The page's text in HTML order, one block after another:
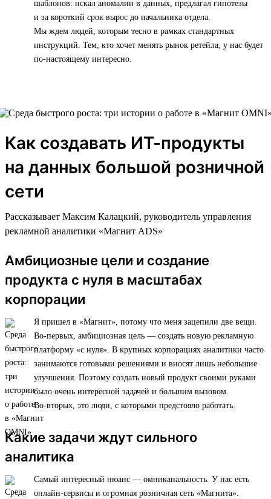
шаблонов: искал аномалии в данных, предлагал гипотезы
и за короткий срок вырос до начальника отдела.
Мы ждем людей, которым тесно в рамках стандартных
инструкций. Тем, кто хочет менять рынок ретейла, у нас будет
по-настоящему интересно.
Как создавать ИТ-продукты
на данных большой розничной
сети
Рассказывает Максим Калацкий, руководитель управления
рекламной аналитики «Магнит ADS»
Амбициозные цели и создание
продукта с нуля в масштабах
корпорации
Я пришел в «Магнит», потому что меня зацепили две вещи.
Во-первых, амбициозная цель — создать новую рекламную
платформу «с нуля». В крупных корпорациях аналитики часто
занимаются готовыми решениями и вносят лишь небольшие
улучшения. Поэтому создать новый продукт своими руками
было очень интересной задачей и большим вызовом.
Во-вторых, это люди, с которыми предстояло работать.
Какие задачи ждут сильного
аналитика
Самый интересный нюанс — омниканальность. У нас есть
онлайн-сервисы и огромная розничная сеть «Магнита».